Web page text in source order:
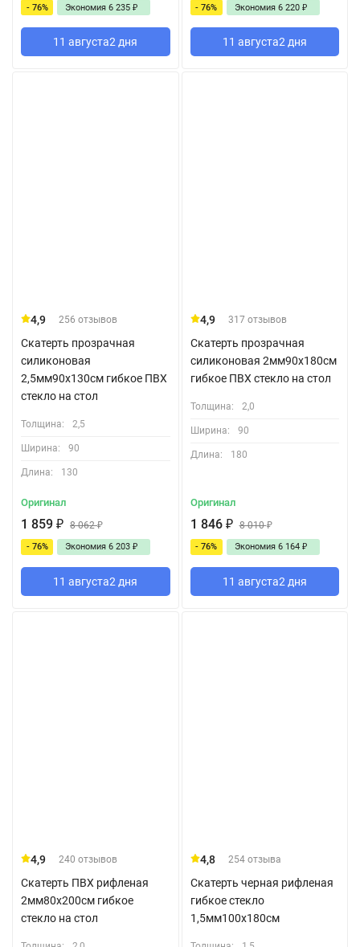
- 76% Экономия 6 235 ₽
11 августа2 дня
- 76% Экономия 6 220 ₽
11 августа2 дня
4,9 256 отзывов
Скатерть прозрачная
силиконовая
2,5мм90x130см гибкое ПВХ
стекло на стол
Толщина: 2,5
Ширина: 90
Длина: 130
Оригинал
1 859 ₽ 8 062₽
- 76% Экономия 6 203 ₽
11 августа2 дня
4,9 317 отзывов
Скатерть прозрачная
силиконовая 2мм90x180см
гибкое ПВХ стекло на стол
Толщина: 2,0
Ширина: 90
Длина: 180
Оригинал
1 846 ₽ 8 010₽
- 76% Экономия 6 164 ₽
11 августа2 дня
4,9 240 отзывов
Скатерть ПВХ рифленая
2мм80x200см гибкое
стекло на стол
4,8 254 отзыва
Скатерть черная рифленая
гибкое стекло
1,5мм100x180см